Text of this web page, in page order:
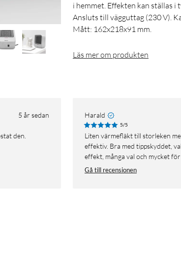
i hemmet. Effekten kan ställas i
Ansluts till vägguttag (230 V).
Mått: 162x218x91 mm.
Läs mer om produkten
5 år sedan Harald
5/5
Liten värmefläkt till storleken men förvånande god och
effektiv. Bra med tippskyddet,
effekt, många val och mycket
Gå till recensionen